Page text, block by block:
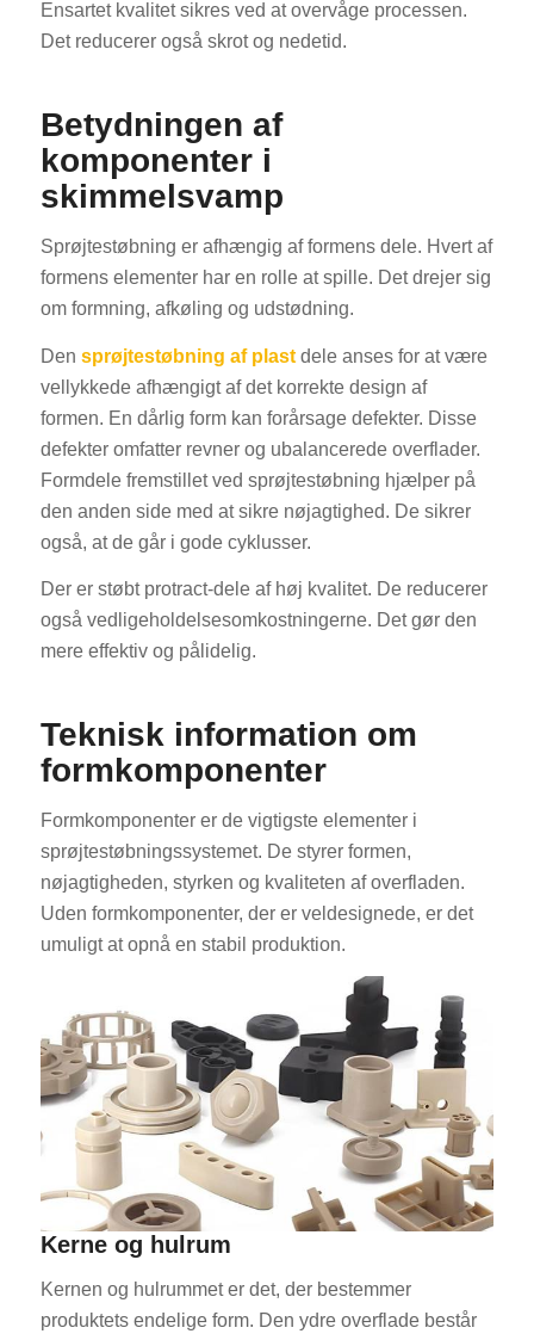
Ensartet kvalitet sikres ved at overvåge processen.
Det reducerer også skrot og nedetid.
Betydningen af
komponenter i
skimmelsvamp
Sprøjtestøbning er afhængig af formens dele. Hvert af
formens elementer har en rolle at spille. Det drejer sig
om formning, afkøling og udstødning.
Den sprøjtestøbning af plastdele anses for at være
vellykkede afhængigt af det korrekte design af
formen. En dårlig form kan forårsage defekter. Disse
defekter omfatter revner og ubalancerede overflader.
Formdele fremstillet ved sprøjtestøbning hjælper på
den anden side med at sikre nøjagtighed. De sikrer
også, at de går i gode cyklusser.
Der er støbt protract-dele af høj kvalitet. De reducerer
også vedligeholdelsesomkostningerne. Det gør den
mere effektiv og pålidelig.
Teknisk information om
formkomponenter
Formkomponenter er de vigtigste elementer i
sprøjtestøbningssystemet. De styrer formen,
nøjagtigheden, styrken og kvaliteten af overfladen.
Uden formkomponenter, der er veldesignede, er det
umuligt at opnå en stabil produktion.
Kerne og hulrum
Kernen og hulrummet er det, der bestemmer
produktets endelige form. Den ydre overflade består